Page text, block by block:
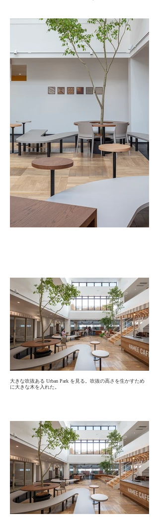
大きな吹抜ある Urban Park を見る。吹抜の高さを生かすため
に大きな木を入れた。